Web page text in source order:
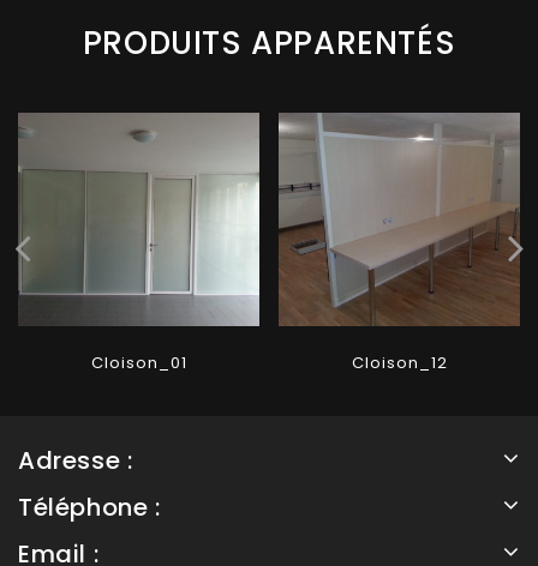
PRODUITS APPARENTÉS
Cloison_01 Cloison_12
Adresse :
Téléphone :
Email :